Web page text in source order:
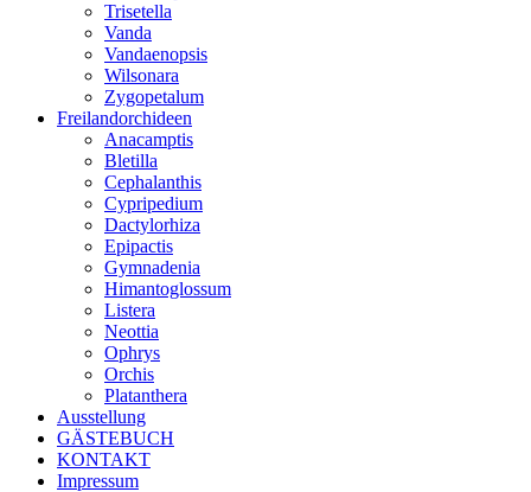
Trisetella
Vanda
Vandaenopsis
Wilsonara
Zygopetalum
Freilandorchideen
Anacamptis
Bletilla
Cephalanthis
Cypripedium
Dactylorhiza
Epipactis
Gymnadenia
Himantoglossum
Listera
Neottia
Ophrys
Orchis
Platanthera
Ausstellung
GÄSTEBUCH
KONTAKT
Impressum